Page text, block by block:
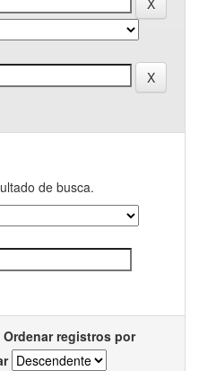
de busca.
Ordenar registros por